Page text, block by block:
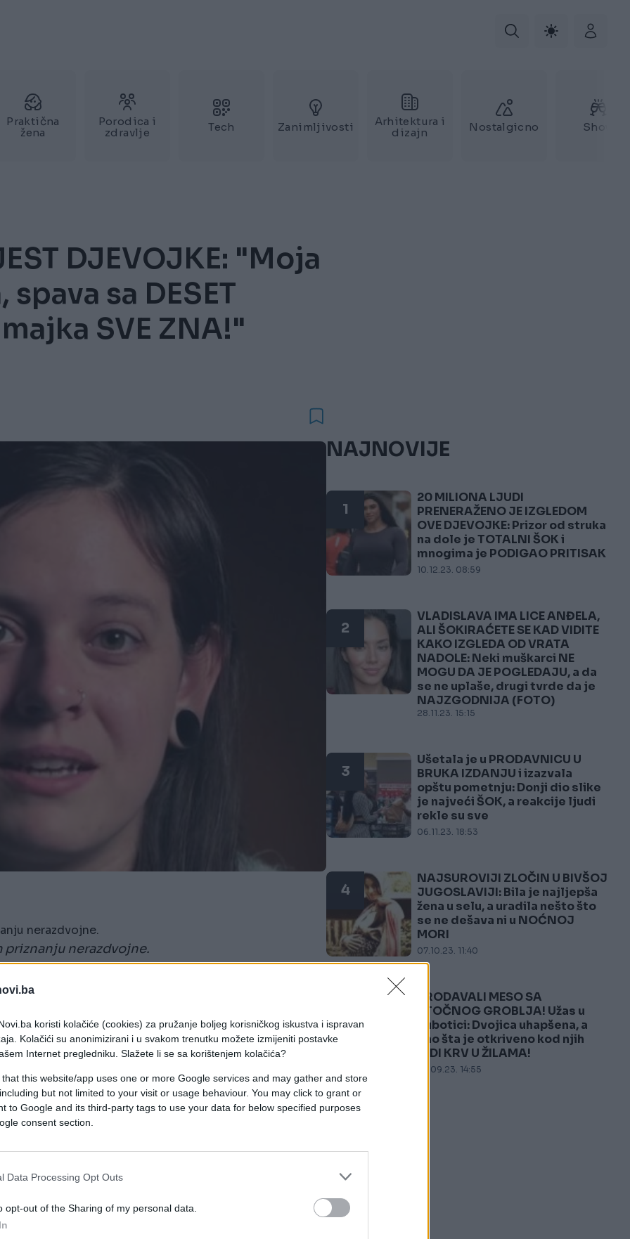
koristi kolačiće (cookies) za pružanje boljeg korisničkog iskustva i ispravan
Kolačići su anonimizirani i u svakom trenutku možete izmijeniti postavke
Internet pregledniku. Slažete li se sa korištenjem kolačića?
that this website/app uses one or more Google services and may gather and store
but not limited to your visit or usage behaviour. You may click to grant or
to Google and its third-party tags to use your data for below specified purposes
consent section.
Data Processing Opt Outs
opt-out of the Sharing of my personal data.
Praktična
žena
Porodica i
zdravlje
Tech Zanimljivosti
Arhitektura i
dizajn
Nostalgicno Show
DJEVOJKE: "Moja
sa DESET
SVE ZNA!"
nerazdvojne.
nerazdvojne.
onda kada jedna od njih ide na posao.
i cilj joj je da zaradi što više.
svojoj sestri dok se ona nalazi sa
dan, od devet ujutru do devet uveče. To je
Ona kaže da ne voli taj posao, ali mora
para na nekom drugom poslu. Mendi ne smatra
stiže.
NAJNOVIJE
1
20 MILIONA LJUDI
PRENERAŽENO JE IZGLEDOM
OVE DJEVOJKE: Prizor od struka
na dole je TOTALNI ŠOK i
mnogima je PODIGAO PRITISAK
10.12.23. 08:59
2
VLADISLAVA IMA LICE ANĐELA,
ALI ŠOKIRAĆETE SE KAD VIDITE
KAKO IZGLEDA OD VRATA
NADOLE: Neki muškarci NE
MOGU DA JE POGLEDAJU, a da
se ne uplaše, drugi tvrde da je
NAJZGODNIJA (FOTO)
28.11.23. 15:15
3
Ušetala je u PRODAVNICU U
BRUKA IZDANJU i izazvala
opštu pometnju: Donji dio slike
je najveći ŠOK, a reakcije ljudi
rekle su sve
06.11.23. 18:53
4
NAJSUROVIJI ZLOČIN U BIVŠOJ
JUGOSLAVIJI: Bila je najljepša
žena u selu, a uradila nešto što
se ne dešava ni u NOĆNOJ
MORI
07.10.23. 11:40
PRODAVALI MESO SA
STOČNOG GROBLJA! Užas u
Subotici: Dvojica uhapšena, a
ono šta je otkriveno kod njih
LEDI KRV U ŽILAMA!
26.09.23. 14:55